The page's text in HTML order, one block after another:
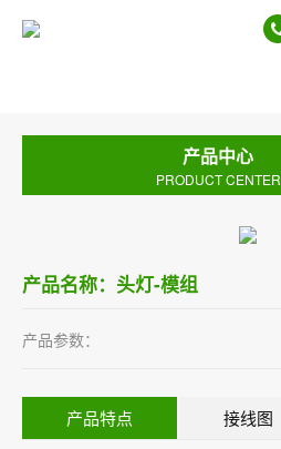
产品中心
PRODUCT CENTER
产品名称：头灯-模组
产品参数：
产品特点 接线图